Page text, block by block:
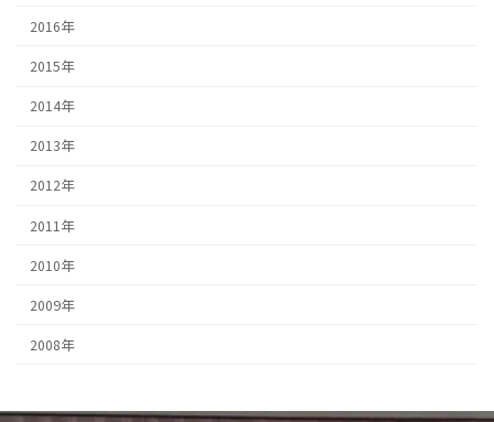
2016年
2015年
2014年
2013年
2012年
2011年
2010年
2009年
2008年